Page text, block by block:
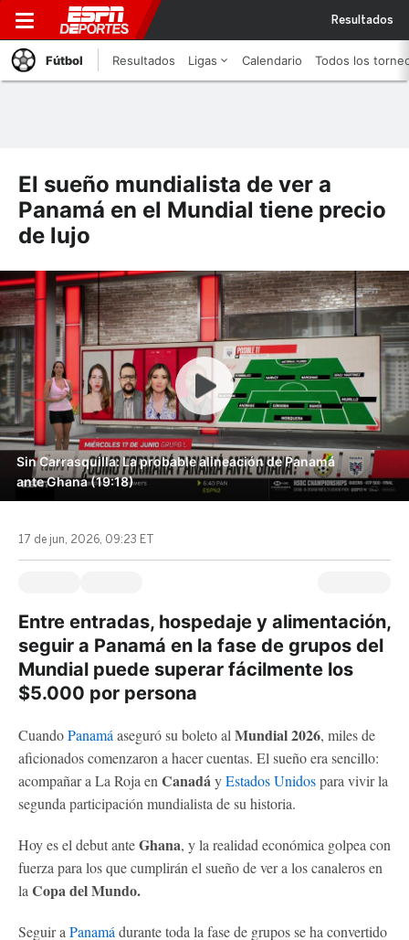
Resultados
Fútbol Resultados Ligas Calendario Todos los
El sueño mundialista de ver a
Panamá en el Mundial tiene precio
de lujo
Sin Carrasquilla: La probable alineación de Panamá
ante Ghana (19:18)
17 de jun, 2026, 09:23 ET
Entre entradas, hospedaje y alimentación,
seguir a Panamá en la fase de grupos del
Mundial puede superar fácilmente los
$5.000 por persona
CuandoPanamá aseguró su boleto al Mundial 2026, miles de
aficionados comenzaron a hacer cuentas. El sueño era sencillo:
acompañar a La Roja en CanadáyEstados Unidospara vivir la
segunda participación mundialista de su historia.
Hoy es el debut anteGhana, y la realidad económica golpea con
fuerza para los que cumplirán el sueño de ver a los canaleros en
la Copa del Mundo.
Seguir a Panamá durante toda la fase de grupos se ha convertido